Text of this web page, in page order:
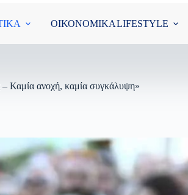
ΟΙΚΟΝΟΜΙΚΑLIFESTYLE
– Καμία ανοχή, καμία συγκάλυψη»